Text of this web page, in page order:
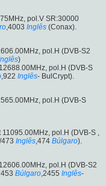
pol.V SR:30000
,4003 Inglês (Conax).
pol.H (DVB-S2
)
pol.H (DVB-S
,922 Inglês- BulCrypt).
pol.H (DVB-S
pol.H (DVB-S ,
Inglês,474 Búlgaro).
pol.H (DVB-S2
Búlgaro,2455 Inglês-